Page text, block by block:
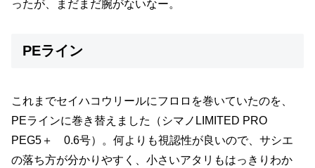
ったが、まだまだ腕がないなー。
PEライン
これまでセイハコウリールにフロロを巻いていたのを、
PEラインに巻き替えました（シマノLIMITED PRO
PEG5＋ 0.6号）。何よりも視認性が良いので、サシエ
の落ち方が分かりやすく、小さいアタリもはっきりわか